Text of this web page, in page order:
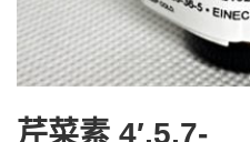
芹菜素 4′,5,7-